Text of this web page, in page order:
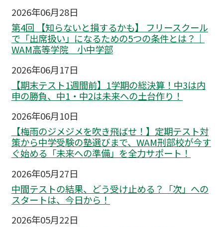
2026年06月28日
第4回 【知らないと損するかも】 フリースクール
で「出席扱い」になるための5つの条件とは？｜
WAM高等学院 小中学部
2026年06月17日
【期末テスト1週間前】1学期の総決算！中3は内
申の勝負、中1・中2は未来への土台作り！
2026年06月10日
【梅雨のジメジメを吹き飛ばせ！】定期テスト対
策から中学受験の塾選びまで、WAM刑部校が今す
ぐ始める「未来への準備」を全力サポート！
2026年05月27日
中間テストの結果、どう受け止める？「次」への
スタートは、今日から！
2026年05月22日